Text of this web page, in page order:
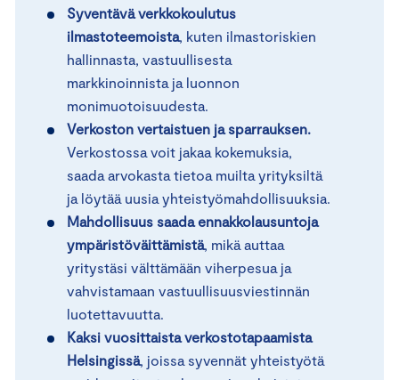
Syventävä verkkokoulutus
ilmastoteemoista, kuten ilmastoriskien
hallinnasta, vastuullisesta
markkinoinnista ja luonnon
monimuotoisuudesta.
Verkoston vertaistuen ja sparrauksen.
Verkostossa voit jakaa kokemuksia,
saada arvokasta tietoa muilta yrityksiltä
ja löytää uusia yhteistyömahdollisuuksia.
Mahdollisuus saada ennakkolausuntoja
ympäristöväittämistä, mikä auttaa
yritystäsi välttämään viherpesua ja
vahvistamaan vastuullisuusviestinnän
luotettavuutta.
Kaksi vuosittaista verkostotapaamista
Helsingissä, joissa syvennät yhteistyötä